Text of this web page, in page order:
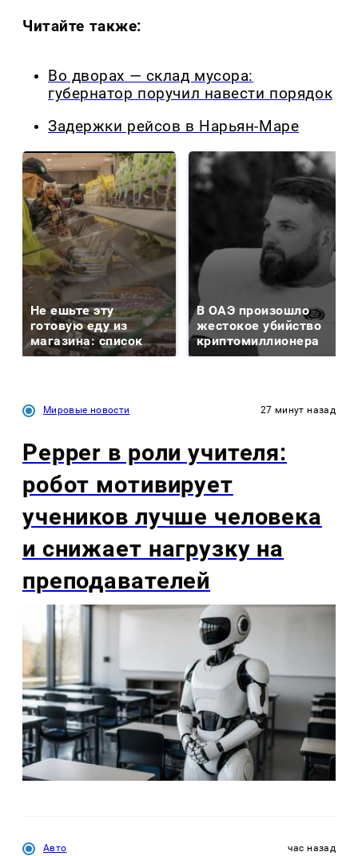
Читайте также:
Во дворах — склад мусора:
губернатор поручил навести порядок
Задержки рейсов в Нарьян-Маре
Не ешьте эту
готовую еду из
магазина: список
В ОАЭ произошло
жестокое убийство
криптомиллионера
Мировые новости 27 минут назад
Pepper в роли учителя:
робот мотивирует
учеников лучше человека
и снижает нагрузку на
преподавателей
Авто час назад